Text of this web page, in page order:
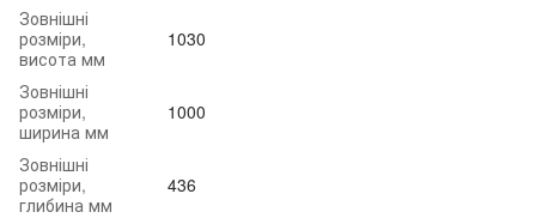
Зовнішні
розміри,
висота мм
1030
Зовнішні
розміри,
ширина мм
1000
Зовнішні
розміри,
глибина мм
436